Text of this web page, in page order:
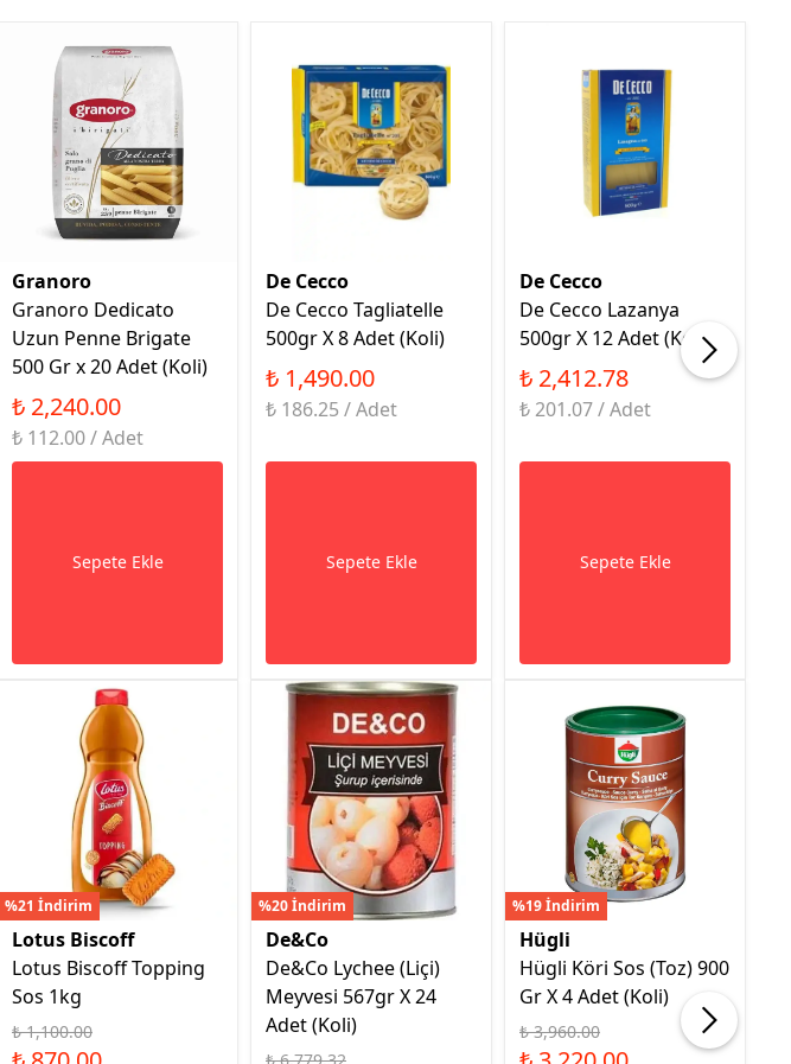
Granoro
Granoro Dedicato
Uzun Penne Brigate
500 Gr x 20 Adet (Koli)
₺ 2,240.00
₺ 112.00 / Adet
Sepete Ekle
De Cecco
De Cecco Tagliatelle
500gr X 8 Adet (Koli)
₺ 1,490.00
₺ 186.25 / Adet
Sepete Ekle
De Cecco
De Cecco Lazanya
500gr X 12 Adet (Koli)
₺ 2,412.78
₺ 201.07 / Adet
Sepete Ekle
%21 İndirim
Lotus Biscoff
Lotus Biscoff Topping
Sos 1kg
₺ 1,100.00
%20 İndirim
De&Co
De&Co Lychee (Liçi)
Meyvesi 567gr X 24
Adet (Koli)
%19 İndirim
Hügli
Hügli Köri Sos (Toz) 900
Gr X 4 Adet (Koli)
₺ 3,960.00